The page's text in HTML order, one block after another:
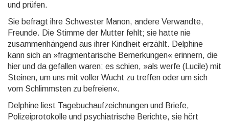
und prüfen.
Sie befragt ihre Schwester Manon, andere Verwandte,
Freunde. Die Stimme der Mutter fehlt; sie hatte nie
zusammenhängend aus ihrer Kindheit erzählt. Delphine
kann sich an »fragmentarische Bemerkungen« er­innern, die
hier und da gefallen waren; es schien, »als werfe (Lucile) mit
Steinen, um uns mit voller Wucht zu treffen oder um sich
vom Schlimmsten zu befreien«.
Delphine liest Tagebuchaufzeichnungen und Briefe,
Polizeiprotokolle und psychiatrische Berichte, sie hört